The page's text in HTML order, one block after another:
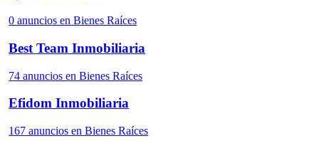
0 anuncios en Bienes Raíces
Best Team Inmobiliaria
74 anuncios en Bienes Raíces
Efidom Inmobiliaria
167 anuncios en Bienes Raíces